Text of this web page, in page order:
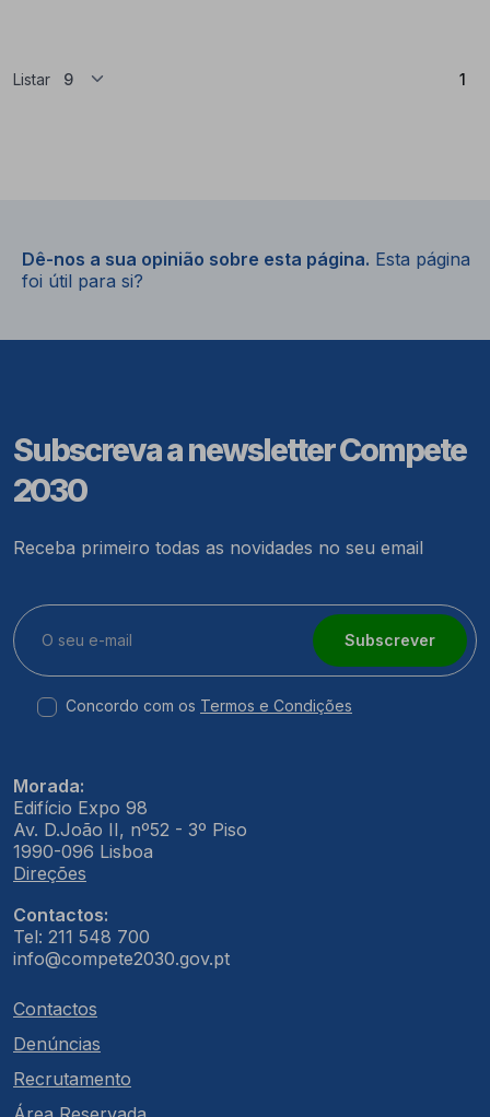
Listar 1
Dê-nos a sua opinião sobre esta página. Esta página
foi útil para si?
Subscreva a newsletter Compete
2030
Receba primeiro todas as novidades no seu email
Subscrever
Concordo com os Termos e Condições
Morada:
Edifício Expo 98
Av. D.João II, nº52 - 3º Piso
1990-096 Lisboa
Direções
Contactos:
Tel: 211 548 700
info@compete2030.gov.pt
Contactos
Denúncias
Recrutamento